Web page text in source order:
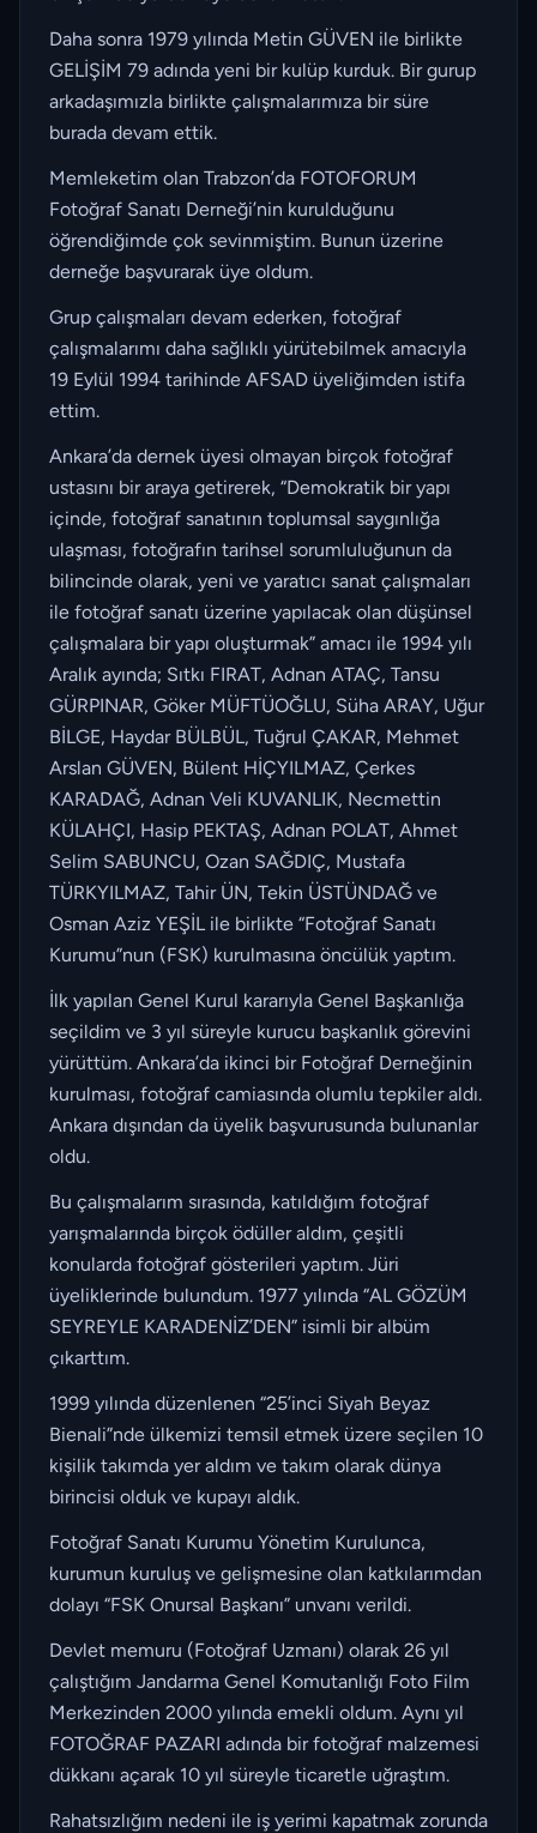
Daha sonra 1979 yılında Metin GÜVEN ile birlikte
GELİŞİM 79 adında yeni bir kulüp kurduk. Bir gurup
arkadaşımızla birlikte çalışmalarımıza bir süre
burada devam ettik.
Memleketim olan Trabzon’da FOTOFORUM
Fotoğraf Sanatı Derneği’nin kurulduğunu
öğrendiğimde çok sevinmiştim. Bunun üzerine
derneğe başvurarak üye oldum.
Grup çalışmaları devam ederken, fotoğraf
çalışmalarımı daha sağlıklı yürütebilmek amacıyla
19 Eylül 1994 tarihinde AFSAD üyeliğimden istifa
ettim.
Ankara’da dernek üyesi olmayan birçok fotoğraf
ustasını bir araya getirerek, “Demokratik bir yapı
içinde, fotoğraf sanatının toplumsal saygınlığa
ulaşması, fotoğrafın tarihsel sorumluluğunun da
bilincinde olarak, yeni ve yaratıcı sanat çalışmaları
ile fotoğraf sanatı üzerine yapılacak olan düşünsel
çalışmalara bir yapı oluşturmak” amacı ile 1994 yılı
Aralık ayında; Sıtkı FIRAT, Adnan ATAÇ, Tansu
GÜRPINAR, Göker MÜFTÜOĞLU, Süha ARAY, Uğur
BİLGE, Haydar BÜLBÜL, Tuğrul ÇAKAR, Mehmet
Arslan GÜVEN, Bülent HİÇYILMAZ, Çerkes
KARADAĞ, Adnan Veli KUVANLIK, Necmettin
KÜLAHÇI, Hasip PEKTAŞ, Adnan POLAT, Ahmet
Selim SABUNCU, Ozan SAĞDIÇ, Mustafa
TÜRKYILMAZ, Tahir ÜN, Tekin ÜSTÜNDAĞ ve
Osman Aziz YEŞİL ile birlikte “Fotoğraf Sanatı
Kurumu”nun (FSK) kurulmasına öncülük yaptım.
İlk yapılan Genel Kurul kararıyla Genel Başkanlığa
seçildim ve 3 yıl süreyle kurucu başkanlık görevini
yürüttüm. Ankara’da ikinci bir Fotoğraf Derneğinin
kurulması, fotoğraf camiasında olumlu tepkiler aldı.
Ankara dışından da üyelik başvurusunda bulunanlar
oldu.
Bu çalışmalarım sırasında, katıldığım fotoğraf
yarışmalarında birçok ödüller aldım, çeşitli
konularda fotoğraf gösterileri yaptım. Jüri
üyeliklerinde bulundum. 1977 yılında “AL GÖZÜM
SEYREYLE KARADENİZ’DEN” isimli bir albüm
çıkarttım.
1999 yılında düzenlenen “25’inci Siyah Beyaz
Bienali”nde ülkemizi temsil etmek üzere seçilen 10
kişilik takımda yer aldım ve takım olarak dünya
birincisi olduk ve kupayı aldık.
Fotoğraf Sanatı Kurumu Yönetim Kurulunca,
kurumun kuruluş ve gelişmesine olan katkılarımdan
dolayı “FSK Onursal Başkanı” unvanı verildi.
Devlet memuru (Fotoğraf Uzmanı) olarak 26 yıl
çalıştığım Jandarma Genel Komutanlığı Foto Film
Merkezinden 2000 yılında emekli oldum. Aynı yıl
FOTOĞRAF PAZARI adında bir fotoğraf malzemesi
dükkanı açarak 10 yıl süreyle ticaretle uğraştım.
Rahatsızlığım nedeni ile iş yerimi kapatmak zorunda